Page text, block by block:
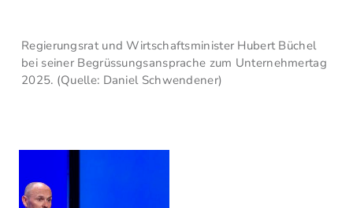
Regierungsrat und Wirtschaftsminister Hubert Büchel
bei seiner Begrüssungsansprache zum Unternehmertag
2025. (Quelle: Daniel Schwendener)